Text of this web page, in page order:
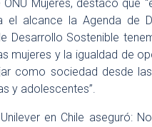
Mujeres, destacó que
el alcance la Agenda de
Desarrollo Sostenible
mujeres y la igualdad de
como sociedad desde
y adolescentes”.
en Chile aseguró: